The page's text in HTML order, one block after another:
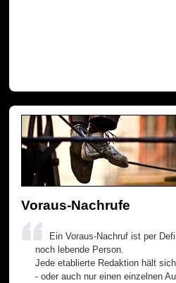
Voraus-Nachrufe
Ein Voraus-Nachruf ist per
noch lebende Person.
Jede etablierte Redaktion hält
- oder auch nur einen einzelnen